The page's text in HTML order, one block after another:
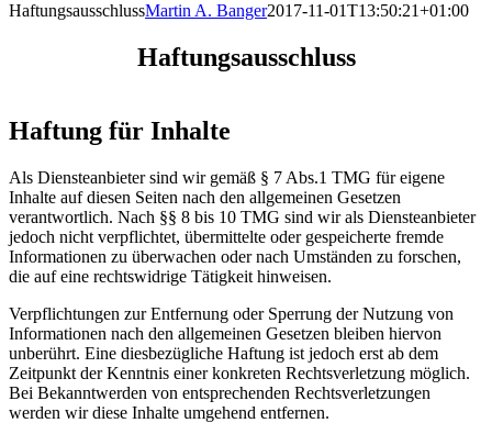
HaftungsausschlussMartin A. Banger2017-11-01T13:50:21+01:00
Haftungsausschluss
Haftung für Inhalte
Als Diensteanbieter sind wir gemäß § 7 Abs.1 TMG für eigene
Inhalte auf diesen Seiten nach den allgemeinen Gesetzen
verantwortlich. Nach §§ 8 bis 10 TMG sind wir als Diensteanbieter
jedoch nicht verpflichtet, übermittelte oder gespeicherte fremde
Informationen zu überwachen oder nach Umständen zu forschen,
die auf eine rechtswidrige Tätigkeit hinweisen.
Verpflichtungen zur Entfernung oder Sperrung der Nutzung von
Informationen nach den allgemeinen Gesetzen bleiben hiervon
unberührt. Eine diesbezügliche Haftung ist jedoch erst ab dem
Zeitpunkt der Kenntnis einer konkreten Rechtsverletzung möglich.
Bei Bekanntwerden von entsprechenden Rechtsverletzungen
werden wir diese Inhalte umgehend entfernen.